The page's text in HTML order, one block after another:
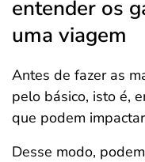
entender os
uma viagem
Antes de fazer as
pelo básico, isto é,
que podem
Desse modo,